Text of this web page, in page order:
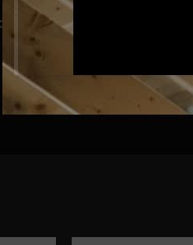
το ξεχωρίζουν κυρίως